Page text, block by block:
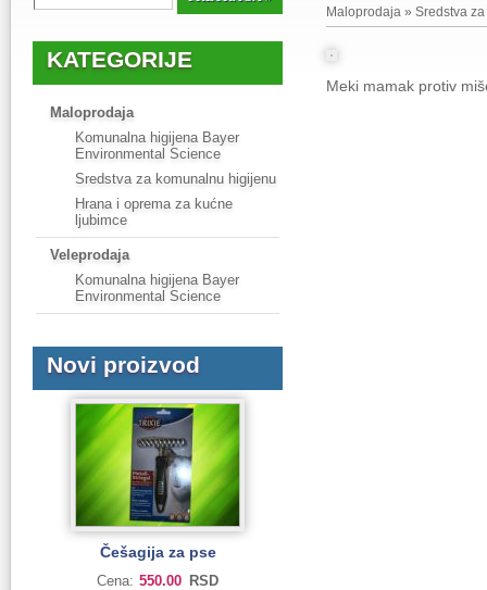
KATEGORIJE
Maloprodaja
Komunalna higijena Bayer
Environmental Science
Sredstva za komunalnu higijenu
Hrana i oprema za kućne
ljubimce
Veleprodaja
Komunalna higijena Bayer
Environmental Science
Novi proizvod
Češagija za pse
Cena: 550.00 RSD
Maloprodaja » Sredstva
Meki mamak protiv